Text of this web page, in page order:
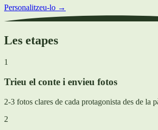
Personalitzeu-lo →
Les etapes
1
Trieu el conte i envieu fotos
2-3 fotos clares de cada protagonista des de la
2